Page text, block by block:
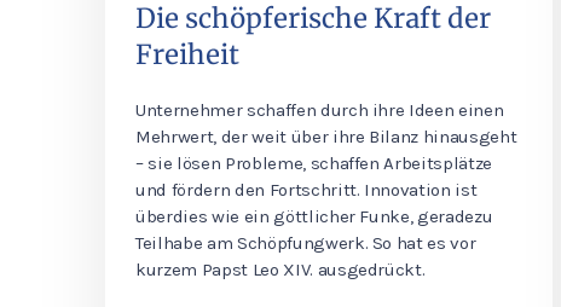
Die schöpferische Kraft der
Freiheit
Unternehmer schaffen durch ihre Ideen einen
Mehrwert, der weit über ihre Bilanz hinausgeht
– sie lösen Probleme, schaffen Arbeitsplätze
und fördern den Fortschritt. Innovation ist
überdies wie ein göttlicher Funke, geradezu
Teilhabe am Schöpfungwerk. So hat es vor
kurzem Papst Leo XIV. ausgedrückt.